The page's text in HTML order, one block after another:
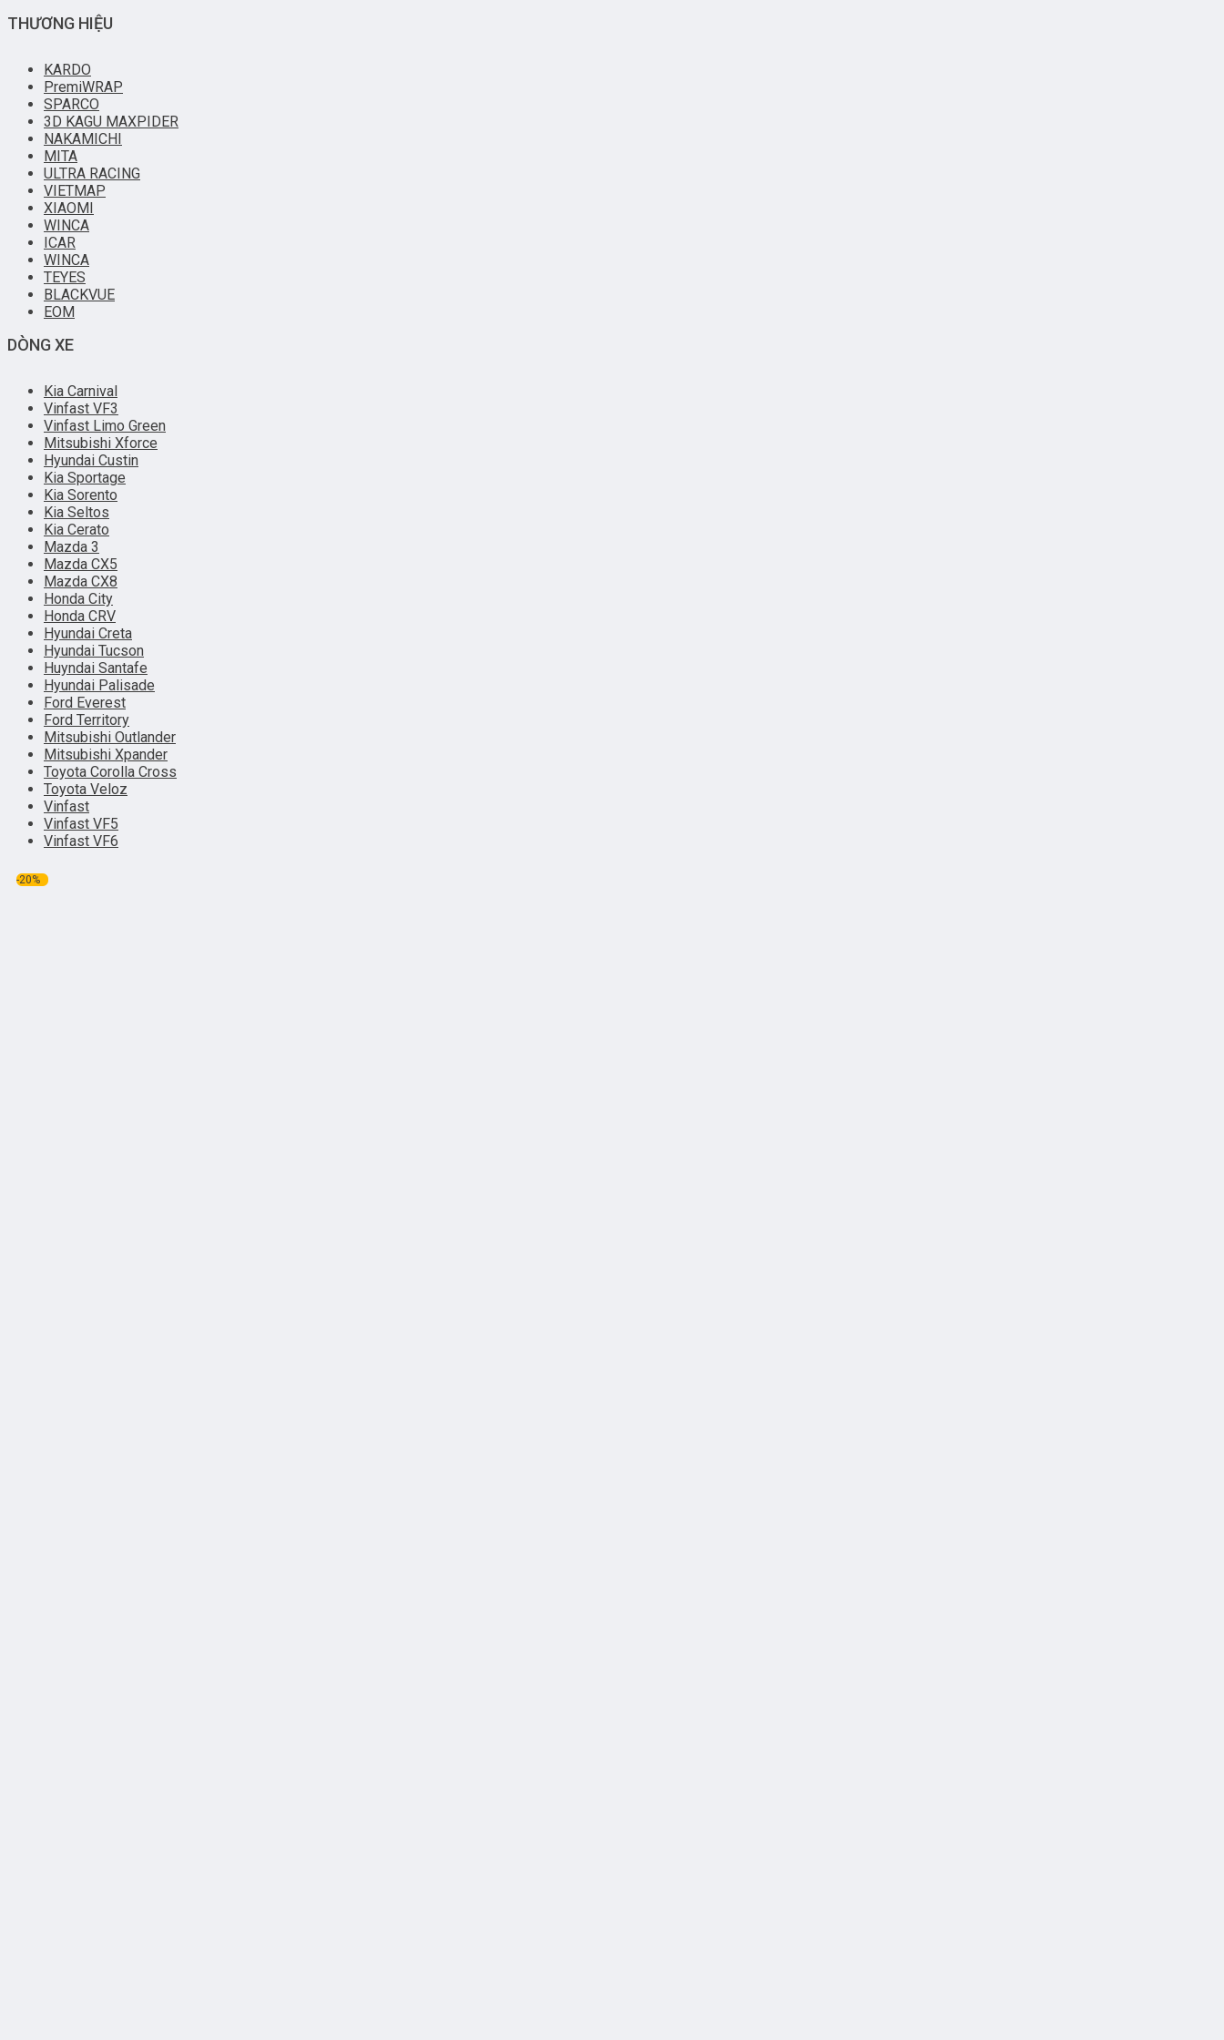
THƯƠNG HIỆU
KARDO
PremiWRAP
SPARCO
3D KAGU MAXPIDER
NAKAMICHI
MITA
ULTRA RACING
VIETMAP
XIAOMI
WINCA
ICAR
WINCA
TEYES
BLACKVUE
EOM
DÒNG XE
Kia Carnival
Vinfast VF3
Vinfast Limo Green
Mitsubishi Xforce
Hyundai Custin
Kia Sportage
Kia Sorento
Kia Seltos
Kia Cerato
Mazda 3
Mazda CX5
Mazda CX8
Honda City
Honda CRV
Hyundai Creta
Hyundai Tucson
Huyndai Santafe
Hyundai Palisade
Ford Everest
Ford Territory
Mitsubishi Outlander
Mitsubishi Xpander
Toyota Corolla Cross
Toyota Veloz
Vinfast
Vinfast VF5
Vinfast VF6
-20%